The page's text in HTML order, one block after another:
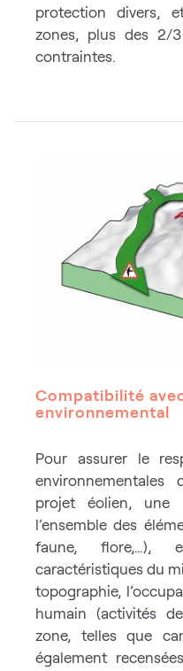
protection divers,
zones, plus des 2/
contraintes.
Compatibilité
environnemental
Pour assurer le
environnementales
projet éolien, une
l’ensemble des
faune, flore,…),
caractéristiques du
topographie,
humain (activités
zone, telles que
également